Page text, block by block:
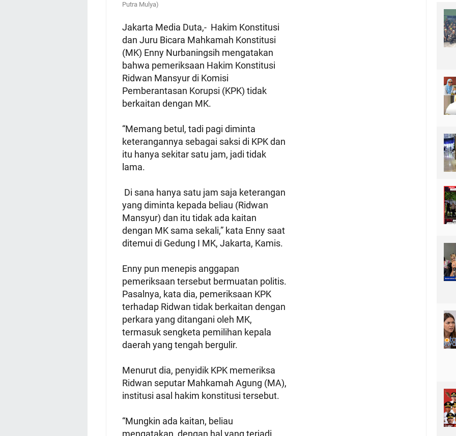
Putra Mulya)
Jakarta Media Duta,- Hakim Konstitusi
dan Juru Bicara Mahkamah Konstitusi
(MK) Enny Nurbaningsih mengatakan
bahwa pemeriksaan Hakim Konstitusi
Ridwan Mansyur di Komisi
Pemberantasan Korupsi (KPK) tidak
berkaitan dengan MK.
“Memang betul, tadi pagi diminta
keterangannya sebagai saksi di KPK dan
itu hanya sekitar satu jam, jadi tidak
lama.
Di sana hanya satu jam saja keterangan
yang diminta kepada beliau (Ridwan
Mansyur) dan itu tidak ada kaitan
dengan MK sama sekali,” kata Enny saat
ditemui di Gedung I MK, Jakarta, Kamis.
Enny pun menepis anggapan
pemeriksaan tersebut bermuatan politis.
Pasalnya, kata dia, pemeriksaan KPK
terhadap Ridwan tidak berkaitan dengan
perkara yang ditangani oleh MK,
termasuk sengketa pemilihan kepala
daerah yang tengah bergulir.
Menurut dia, penyidik KPK memeriksa
Ridwan seputar Mahkamah Agung (MA),
institusi asal hakim konstitusi tersebut.
“Mungkin ada kaitan, beliau